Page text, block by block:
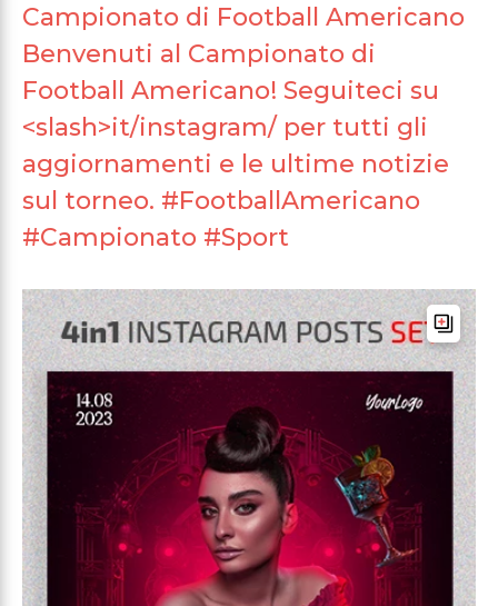
Campionato di Football Americano
Benvenuti al Campionato di
Football Americano! Seguiteci su
<slash>it/instagram/ per tutti gli
aggiornamenti e le ultime notizie
sul torneo. #FootballAmericano
#Campionato #Sport